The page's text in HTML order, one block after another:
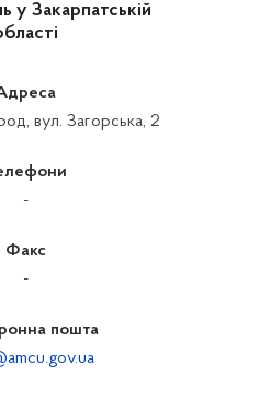
у Закарпатській
вул. Загорська, 2
-
Факс
-
пошта